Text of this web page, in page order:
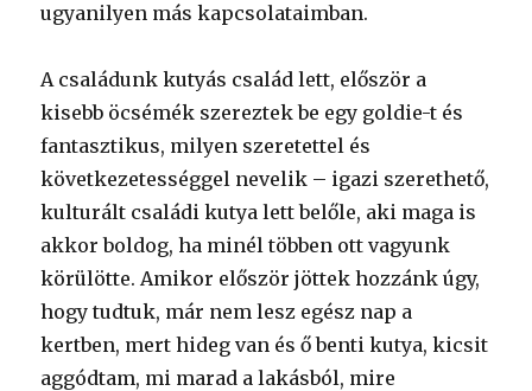
ugyanilyen más kapcsolataimban.
A családunk kutyás család lett, először a
kisebb öcsémék szereztek be egy goldie-t és
fantasztikus, milyen szeretettel és
következetességgel nevelik – igazi szerethető,
kulturált családi kutya lett belőle, aki maga is
akkor boldog, ha minél többen ott vagyunk
körülötte. Amikor először jöttek hozzánk úgy,
hogy tudtuk, már nem lesz egész nap a
kertben, mert hideg van és ő benti kutya, kicsit
aggódtam, mi marad a lakásból, mire